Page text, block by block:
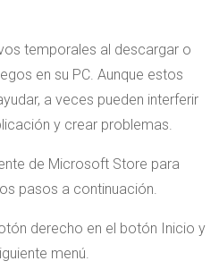
temporales al descargar o
en su PC. Aunque estos
a veces pueden interferir
y crear problemas.
de Microsoft Store para
pasos a continuación.
derecho en el botón Inicio y
menú.